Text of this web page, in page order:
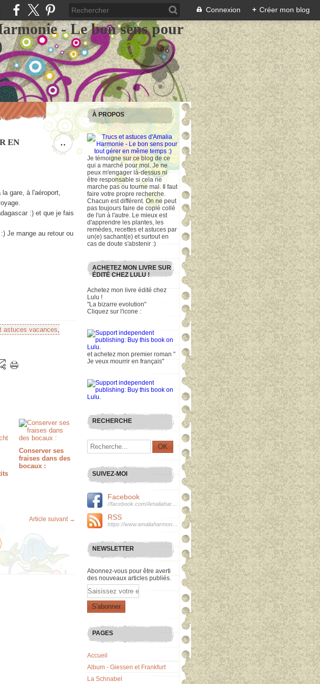
Connexion + Créer mon blog
- Le bon sens pour
…
EN
gare, à l'aéroport,
:) et que je fais
Je mange au retour ou
astuces vacances,
Conserver ses
fraises dans des
bocaux :
Article suivant →
À PROPOS
Je témoigne sur ce blog de ce
qui a marché pour moi. Je ne
peux m'engager là-dessus ni
être responsable si cela ne
marche pas ou tourne mal. Il faut
faire votre propre recherche.
Chacun est différent. On ne peut
pas toujours faire de copié collé
de l'un à l'autre. Le mieux est
d'apprendre les plantes, les
remèdes, recettes et astuces par
un(e) sachant(e) et surtout en
cas de doute s'abstenir :)
ACHETEZ MON LIVRE SUR
ÉDITÉ CHEZ LULU !
Achetez mon livre édité chez
Lulu !
"La bizarre evolution"
Cliquez sur l'icone :
et achetez mon premier roman "
Je veux mourrir en français"
RECHERCHE
SUIVEZ-MOI
Facebook
RSS
NEWSLETTER
Abonnez-vous pour être averti
des nouveaux articles publiés.
Email
PAGES
Accueil
Album - Giessen et Frankfurt
La Schnabel